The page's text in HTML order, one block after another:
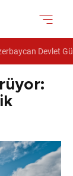
Devlet